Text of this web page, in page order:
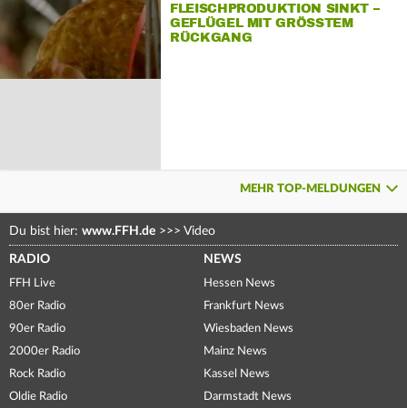
FLEISCHPRODUKTION SINKT –
GEFLÜGEL MIT GRÖSSTEM R
ÜCKGANG
MEHR TOP-MELDUNGEN
Du bist hier: www.FFH.de >>> Video
RADIO
FFH Live
80er Radio
90er Radio
2000er Radio
Rock Radio
Oldie Radio
NEWS
Hessen News
Frankfurt News
Wiesbaden News
Mainz News
Kassel News
Darmstadt News